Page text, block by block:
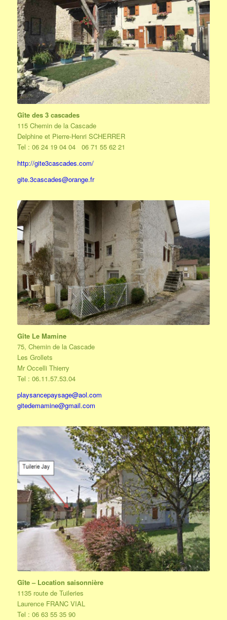
Gîte des 3 cascades
115 Chemin de la Cascade
Delphine et Pierre-Henri SCHERRER
Tel : 06 24 19 04 04 06 71 55 62 21
http://gite3cascades.com/
gite.3cascades@orange.fr
Gîte Le Mamine
75, Chemin de la Cascade
Les Grollets
Mr Occelli Thierry
Tel : 06.11.57.53.04
playsancepaysage@aol.com
gitedemamine@gmail.com
Gîte – Location saisonnière
1135 route de Tuileries
Laurence FRANC VIAL
Tel : 06 63 55 35 90